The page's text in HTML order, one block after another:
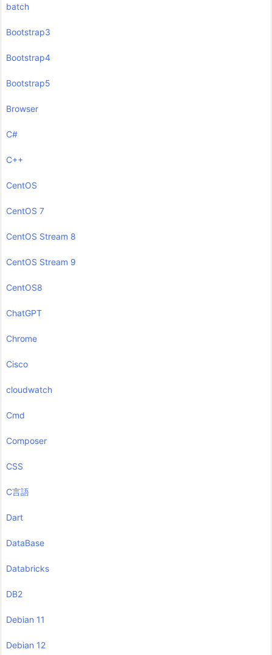
batch
Bootstrap3
Bootstrap4
Bootstrap5
Browser
C#
C++
CentOS
CentOS 7
CentOS Stream 8
CentOS Stream 9
CentOS8
ChatGPT
Chrome
Cisco
cloudwatch
Cmd
Composer
CSS
C言語
Dart
DataBase
Databricks
DB2
Debian 11
Debian 12